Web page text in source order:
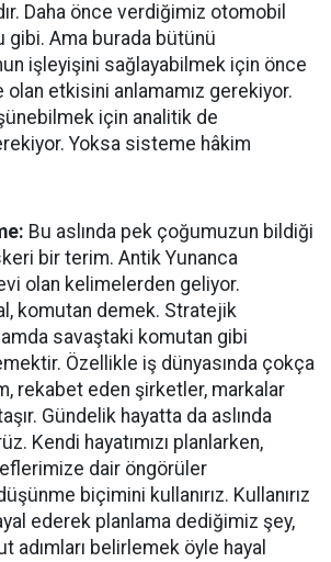
Daha önce verdiğimiz otomobil
gibi. Ama burada bütünü
işleyişini sağlayabilmek için önce
olan etkisini anlamamız gerekiyor.
için analitik de
Yoksa sisteme hâkim
Bu aslında pek çoğumuzun bildiği
bir terim. Antik Yunanca
olan kelimelerden geliyor.
komutan demek. Stratejik
savaştaki komutan gibi
Özellikle iş dünyasında çokça
rekabet eden şirketler, markalar
Gündelik hayatta da aslında
Kendi hayatımızı planlarken,
dair öngörüler
biçimini kullanırız. Kullanırız
ederek planlama dediğimiz şey,
adımları belirlemek öyle hayal